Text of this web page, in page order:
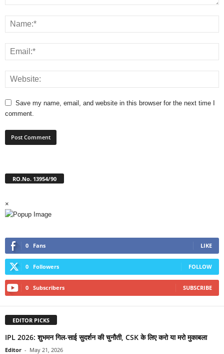
Save my name, email, and website in this browser for the next time I
comment.
RO.No. 13954/90
×
0 Fans LIKE
0 Followers FOLLOW
0 Subscribers SUBSCRIBE
EDITOR PICKS
IPL 2026: शुभमन गिल-साई सुदर्शन की चुनौती, CSK के लिए करो या मरो मुकाबला
Editor - May 21, 2026